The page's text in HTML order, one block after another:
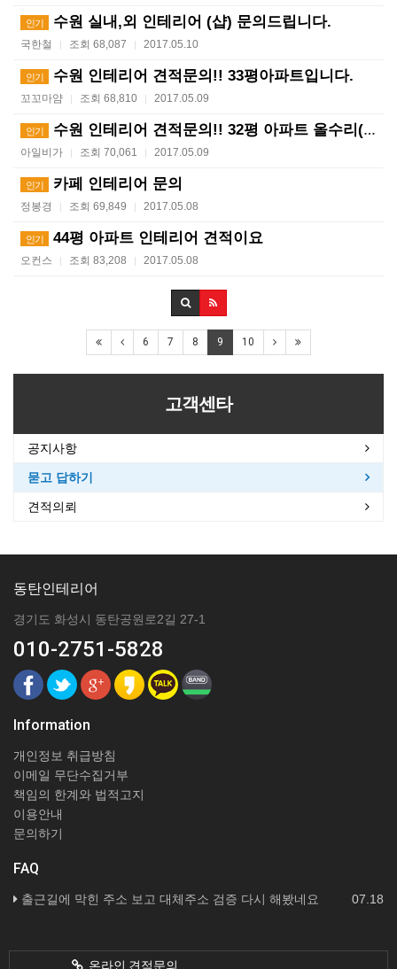
인기 수원 실내,외 인테리어 (샵) 문의드립니다.
국한철 | 조회 68,087 | 2017.05.10
인기 수원 인테리어 견적문의!! 33평아파트입니다.
꼬꼬마얌 | 조회 68,810 | 2017.05.09
인기 수원 인테리어 견적문의!! 32평 아파트 올수리(급해요…
아일비가 | 조회 70,061 | 2017.05.09
인기 카페 인테리어 문의
정봉경 | 조회 69,849 | 2017.05.08
인기 44평 아파트 인테리어 견적이요
오컨스 | 조회 83,208 | 2017.05.08
6 7 8 9 10
고객센타
공지사항
묻고 답하기
견적의뢰
동탄인테리어
경기도 화성시 동탄공원로2길 27-1
010-2751-5828
Information
개인정보 취급방침
이메일 무단수집거부
책임의 한계와 법적고지
이용안내
문의하기
FAQ
07.18
출근길에 막힌 주소 보고 대체주소 검증 다시 해봤네요
온라인 견적문의